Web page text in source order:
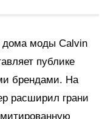
дома моды Calvin
публике
брендами. На
расширил грани